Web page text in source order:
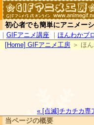
初心者でも簡単にアニメー
｜ GIFアニメ講座 ｜ ほんわかブ
[Home] GIFアニメ工房 ＞ ほ
« [点滅]チカチカ専
当ページの概要